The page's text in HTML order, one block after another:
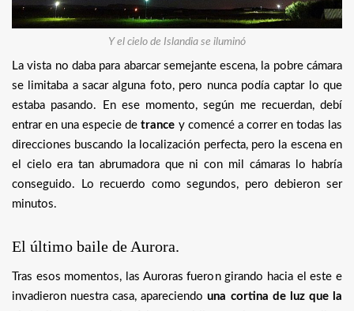
Y el cielo de Islandia se iluminó
La vista no daba para abarcar semejante escena, la pobre cámara
se limitaba a sacar alguna foto, pero nunca podía captar lo que
estaba pasando. En ese momento, según me recuerdan, debí
entrar en una especie detrance y comencé a correr en todas las
direcciones buscando la localización perfecta, pero la escena en
el cielo era tan abrumadora que ni con mil cámaras lo habría
conseguido. Lo recuerdo como segundos, pero debieron ser
minutos.
El último baile de Aurora.
Tras esos momentos, las Auroras fueron girando hacia el este e
invadieron nuestra casa, apareciendouna cortina de luz que la